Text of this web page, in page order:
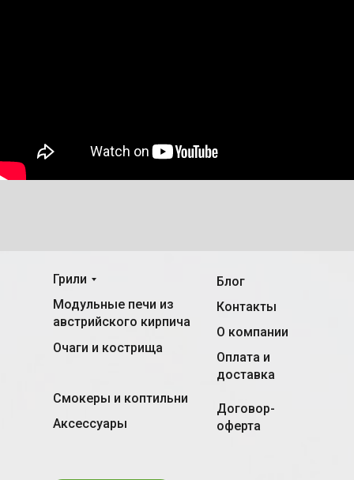
Модульные печи из
австрийского кирпича
Смокеры и коптильни
Очаги и кострища
Контакты
Блог
О компании
Оплата и
доставка
Аксессуары
Грили
Договор-
оферта